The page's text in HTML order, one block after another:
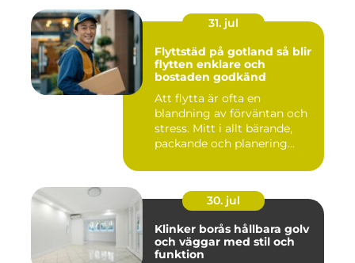
31. jul
Flyttstäd på gotland så blir
flytten enklare och
bostaden godkänd
Att flytta är ofta en
blandning av förväntan och
stress. Mitt i allt bärande,
packande och planering...
30. jul
Klinker borås hållbara golv
och väggar med stil och
funktion